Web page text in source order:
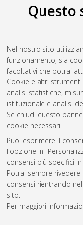
Questo
Nel nostro sito
funzionamento, sia
facoltativi che potrai
Cookie e altri
analisi statistiche,
istituzionale e analisi
Se chiudi questo
cookie necessari.
Puoi esprimere il
l'opzione in
consensi più specifici
Potrai sempre
consensi rientrando
sito.
Per maggiori
Atom
Rss 1.0
Rss 2.0
ISSN: 2038-7946